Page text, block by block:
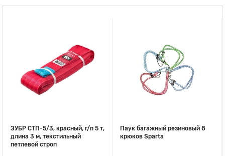
ЗУБР СТП-5/3, красный, г/п 5 т,
длина 3 м, текстильный
петлевой строп
Паук багажный резиновый 8
крюков Sparta